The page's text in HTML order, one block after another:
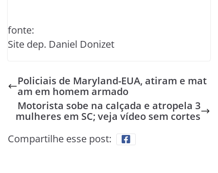
fonte:
Site dep. Daniel Donizet
Policiais de Maryland-EUA, atiram e mat
am em homem armado
Motorista sobe na calçada e atropela 3
mulheres em SC; veja vídeo sem cortes
Compartilhe esse post: